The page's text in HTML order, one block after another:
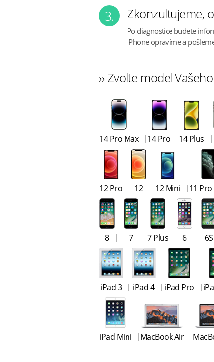
3. Zkonzultujeme,
Po diagnostice budete
iPhone opravíme a
›› Zvolte model
14 Pro Max 14 Pro 14 Plus
12 Pro 12 12 Mini 11 Pro
8 7 7 Plus 6 6S
iPad 3 iPad 4 iPad Pro
iPad Mini MacBook Air